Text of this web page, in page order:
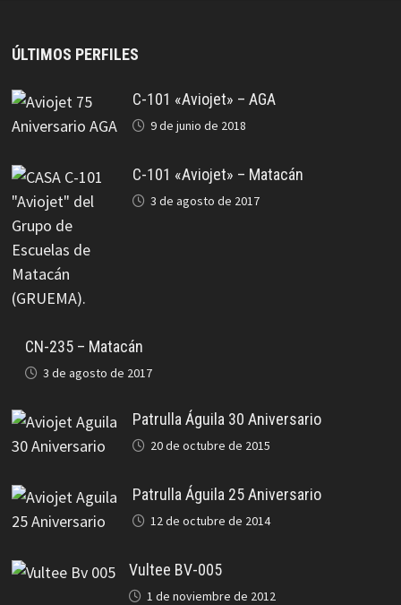
ÚLTIMOS PERFILES
C-101 «Aviojet» – AGA
9 de junio de 2018
C-101 «Aviojet» – Matacán
3 de agosto de 2017
CN-235 – Matacán
3 de agosto de 2017
Patrulla Águila 30 Aniversario
20 de octubre de 2015
Patrulla Águila 25 Aniversario
12 de octubre de 2014
Vultee BV-005
1 de noviembre de 2012